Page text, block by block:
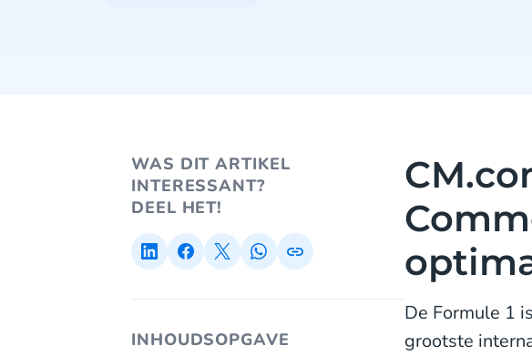
WAS DIT ARTIKEL
INTERESSANT?
DEEL HET!
INHOUDSOPGAVE
De Formule 1
grootste